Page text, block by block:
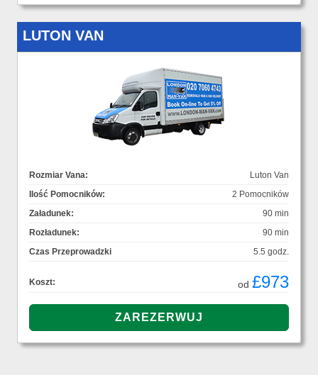
LUTON VAN
Rozmiar Vana:
Luton Van
Ilość Pomocników:
2 Pomocników
Załadunek:
90 min
Rozładunek:
90 min
Czas Przeprowadzki
5.5 godz.
Koszt: od £973